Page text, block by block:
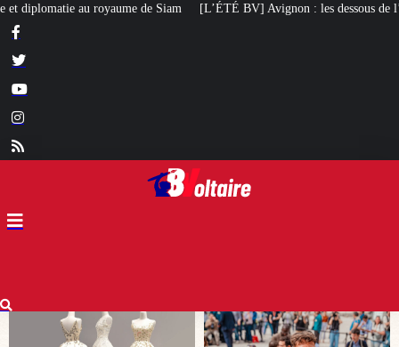
[L’ÉTÉ BV] Avignon : les dessous de l’élection de Raphaël Arnault Un